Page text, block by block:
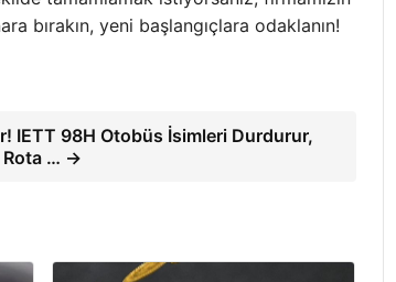
bırakın, yeni başlangıçlara odaklanın!
IETT 98H Otobüs İsimleri Durdurur,
Rota … →